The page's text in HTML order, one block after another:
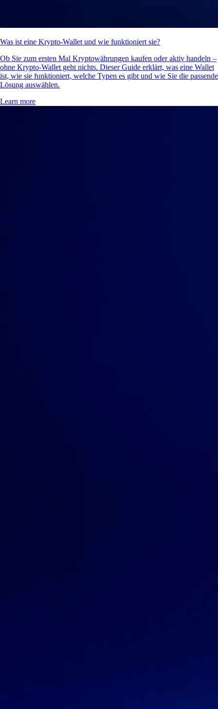
Was ist eine Krypto-Wallet und wie funktioniert sie?
Ob Sie zum ersten Mal Kryptowährungen kaufen oder aktiv handeln –
ohne Krypto-Wallet geht nichts. Dieser Guide erklärt, was eine Wallet
ist, wie sie funktioniert, welche Typen es gibt und wie Sie die passende
Lösung auswählen.
Learn more